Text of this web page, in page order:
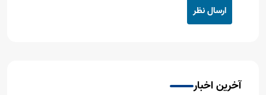
ارسال نظر
آخرین اخبار